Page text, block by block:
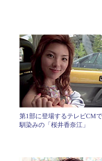
第1部に登場するテレビCM
馴染みの「桜井香奈江」